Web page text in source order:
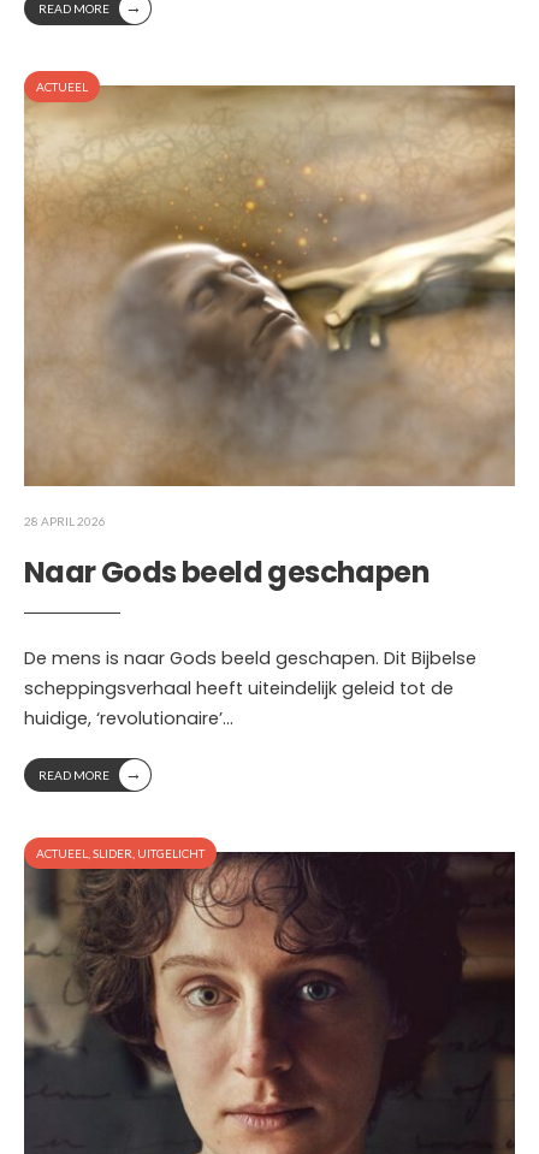
READ MORE →
ACTUEEL
28 APRIL 2026
Naar Gods beeld geschapen
De mens is naar Gods beeld geschapen. Dit Bijbelse
scheppingsverhaal heeft uiteindelijk geleid tot de
huidige, ‘revolutionaire’...
READ MORE →
ACTUEEL SLIDER UITGELICHT